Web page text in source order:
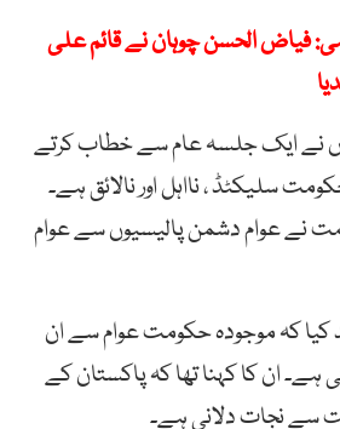
فیاض الحسن چوہان نے قائم علی
نے ایک جلسہ عام سے خطاب کرتے
سلیکٹڈ ، نااہل اور نالائق ہے۔
نے عوام دشمن پالیسیوں سے عوام
کیا کہ موجودہ حکومت عوام سے ان
ہے۔ ان کا کہنا تھا کہ پاکستان کے
سے نجات دلانی ہے۔